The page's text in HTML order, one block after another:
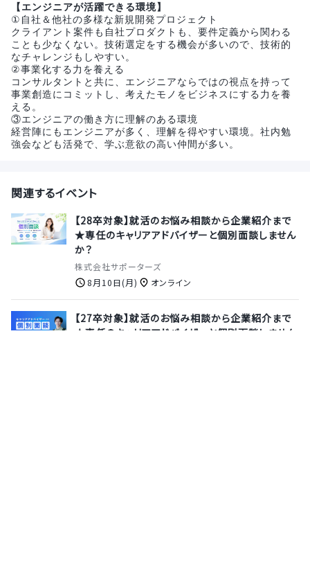
【エンジニアが活躍できる環境】
①自社＆他社の多様な新規開発プロジェクト​
クライアント案件も自社プロダクトも、要件定義から関わる
ことも少なくない。技術選定をする機会が多いので、技術的
なチャレンジもしやすい。​
②事業化する力を養える
コンサルタントと共に、エンジニアならではの視点を持って
事業創造にコミットし、考えたモノをビジネスにする力を養
える。​
③エンジニアの働き方に理解のある環境​
経営陣にもエンジニアが多く、理解を得やすい環境。社内勉
強会なども活発で、学ぶ意欲の高い仲間が多い。​
関連するイベント
【28卒対象】就活のお悩み相談から企業紹介まで
★専任のキャリアアドバイザーと個別面談しません
か？
株式会社サポーターズ
8月10日(月)
オンライン
【27卒対象】就活のお悩み相談から企業紹介まで
★専任のキャリアアドバイザーと個別面談しません